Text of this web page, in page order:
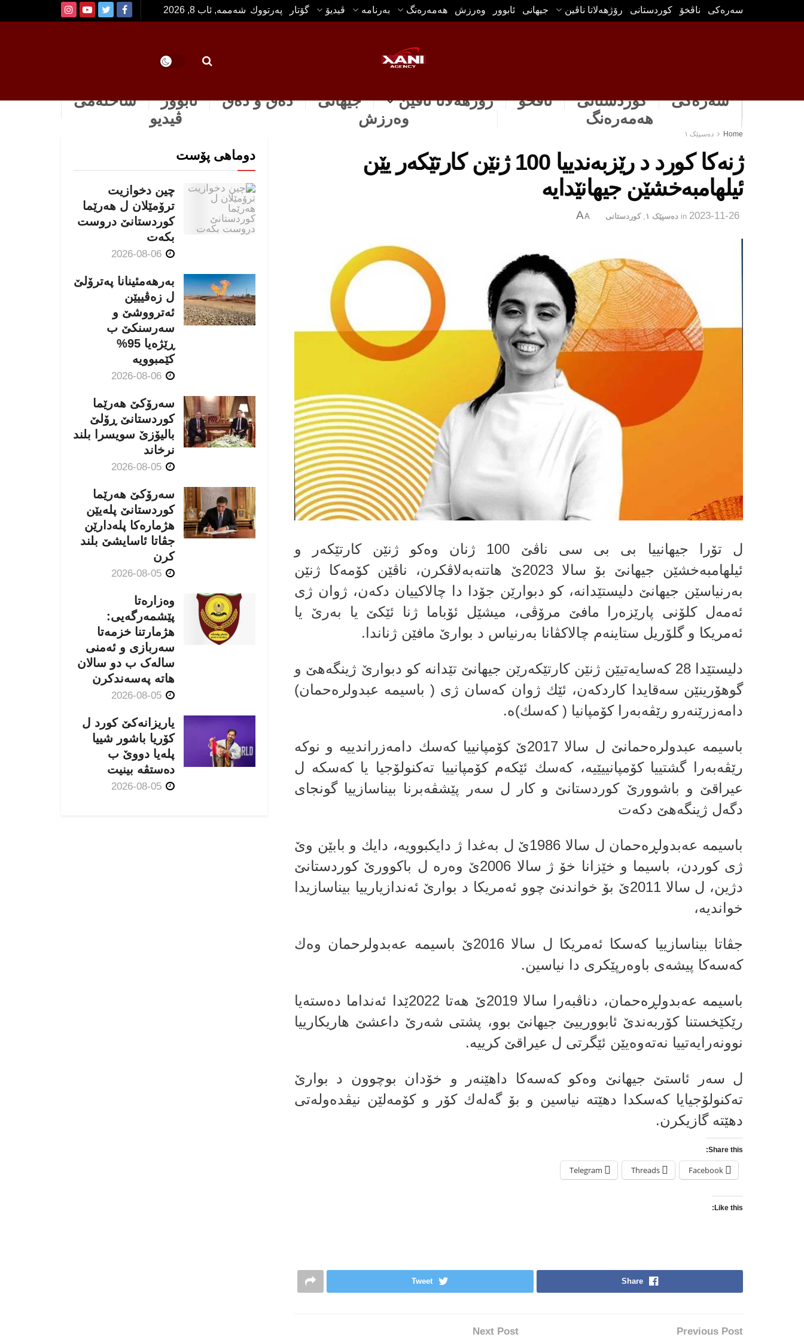
سه‌ره‌كی ناڤخۆ كوردستانى رۆژهه‌لاتا ناڤین جیهانی ئابوور وه‌رزش هه‌مه‌ره‌نگ بەرنامە ڤیدیۆ گۆتار په‌رتووك شەممە, ئاب 8, 2026
سەرەکی كوردستانى ناڤخۆ رۆژهه‌لاتا ناڤین جیهانی دەق و دەق ئابوور
ساخله‌می
هه‌مه‌ره‌نگ
وه‌رزش ڤیدیو
Home دەسپێک ١
ژنه‌كا كورد د رێزبه‌ندییا 100 ژنێن كارتێكه‌ر یێن
ئیلهامبه‌خشێن جیهانێدایه‌
2023-11-26
in دەسپێک ١ ,كوردستانى A
A
ل تۆرا جیهانییا بی بی سی ناڤێ 100 ژنان وه‌كو ژنێن كارتێكه‌ر و
ئیلهامبه‌خشێن جیهانێ بۆ سالا 2023ێ هاتنه‌به‌لاڤكرن، ناڤێن كۆمه‌كا ژنێن
به‌رنیاسێن جیهانێ دلیستێدانه‌، كو دبوارێن جۆدا دا چالاكییان دكه‌ن، ژوان ژی
ئه‌مه‌ل كلۆنی پارێزه‌را مافێ مرۆڤی، میشێل ئۆباما ژنا ئێكێ یا به‌رێ یا
ئه‌مریكا و گلۆریل ستاینه‌م چالاكڤانا به‌رنیاس د بوارێ مافێن ژناندا.
دلیستێدا 28 كه‌سایه‌تیێن ژنێن كارتێكه‌رێن جیهانێ تێدانه‌ كو دبوارێ ژینگه‌هێ و
گوهۆرینێن سه‌قایدا كاردكه‌ن، ئێك ژوان كه‌سان ژی ( باسیمه‌ عبدولره‌حمان)
دامه‌زرێنه‌رو رێڤه‌به‌را كۆمپانیا ( كه‌سك)ه‌.
باسیمه‌ عبدولره‌حمانێ ل سالا 2017ێ كۆمپانییا كه‌سك دامه‌زراندییه‌ و نوكه‌
رێڤه‌به‌را گشتییا كۆمپانییێیه‌‌، كه‌سك ئێكه‌م كۆمپانییا ته‌كنولۆجیا یا كه‌سكه‌ ل
عیراقێ و باشوورێ كوردستانێ و كار ل سه‌ر پێشڤه‌برنا بیناسازییا گونجاى
دگه‌ل ژینگه‌هێ دكه‌ت
باسیمە عەبدولڕەحمان ل سالا 1986ێ ل به‌غدا ژ دایكبوویه‌، دایك و بابێن وێ
ژی كوردن، باسیما و خێزانا خۆ ژ سالا 2006ێ وه‌ره‌ ل باكوورێ كوردستانێ
دژین، ل سالا 2011ێ بۆ خواندنێ چوو‌ ئه‌مریكا د بوارێ ئه‌ندازیارییا بیناسازیدا
خواندیه‌،
جڤاتا بیناسازییا كه‌سكا ئه‌مریكا ل سالا 2016ێ باسیمه‌ عه‌بدولرحمان وه‌ك
كه‌سه‌كا پیشه‌ی باوه‌رپێكرى دا نیاسین.
باسیمە عەبدولڕەحمان، دناڤبه‌را سالا 2019ێ هه‌تا 2022ێدا ئه‌نداما ده‌سته‌یا
رێكێخستنا كۆربه‌ندێ ئابوورییێ جیهانێ بوو، پشتی شه‌رێ داعشێ هاریكارییا
نوونه‌رایه‌تییا نه‌ته‌وه‌یێن ئێگرتی ل عیراقێ كرییه‌.
ل سه‌ر ئاستێ جیهانێ وه‌كو كه‌سه‌كا داهێنه‌ر و خۆدان بوچوون د بوارێ
ته‌كنولۆجیایا كه‌سكدا دهێته‌ نیاسین و بۆ گه‌له‌ك كۆر و كۆمه‌لێن نیڤده‌وله‌تی
دهێته‌ گازیكرن.
Share this:
Facebook
Threads
Telegram
Like this:
Share
Tweet
Previous Post
Next Post
دوماهی پۆست
چین دخوازیت
ترۆمێلان ل هەرێما
كوردستانێ دروست
بكەت
بەرهەمئینانا په‌ترۆلێ
ل زه‌ڤییێن
ئەترووشێ و
سەرسنكێ ب
ڕێژەیا 95%
كێمبوویە
سەرۆکێ هەرێما
کوردستانێ ڕۆلێ
بالیۆزێ سویسرا بلند
نرخاند
سەرۆکێ هەرێما
کوردستانێ پلەیێن
هژمارەكا پلەدارێن
جڤاتا ئاسایشێ بلند
كرن
وەزارەتا
پێشمەرگەیی:
هژمارتنا خزمەتا
سەربازی و ئەمنی
سالەک ب دو سالان
هاتە پەسەندكرن
یاریزانەكێ کورد ل
کۆریا باشور شییا
پلەیا دووێ ب
دەستڤە بینیت